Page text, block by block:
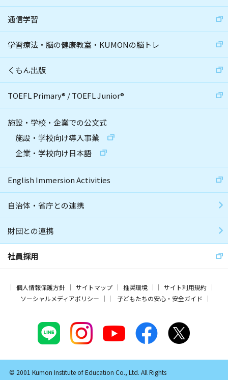
通信学習
学習療法・脳の健康教室・KUMONの脳トレ
くもん出版
TOEFL Primary® /TOEFL Junior®
施設・学校・企業での公文式
施設・学校向け導入事業
企業・学校向け日本語
English Immersion Activities
自治体・省庁との連携
財団との連携
社員採用
個人情報保護方針 サイトマップ 推奨環境
サイト利用規約
ソーシャルメディアポリシー
子どもたちの安心・安全ガイド
© 2001 Kumon Institute of Education Co., Ltd. All Rights